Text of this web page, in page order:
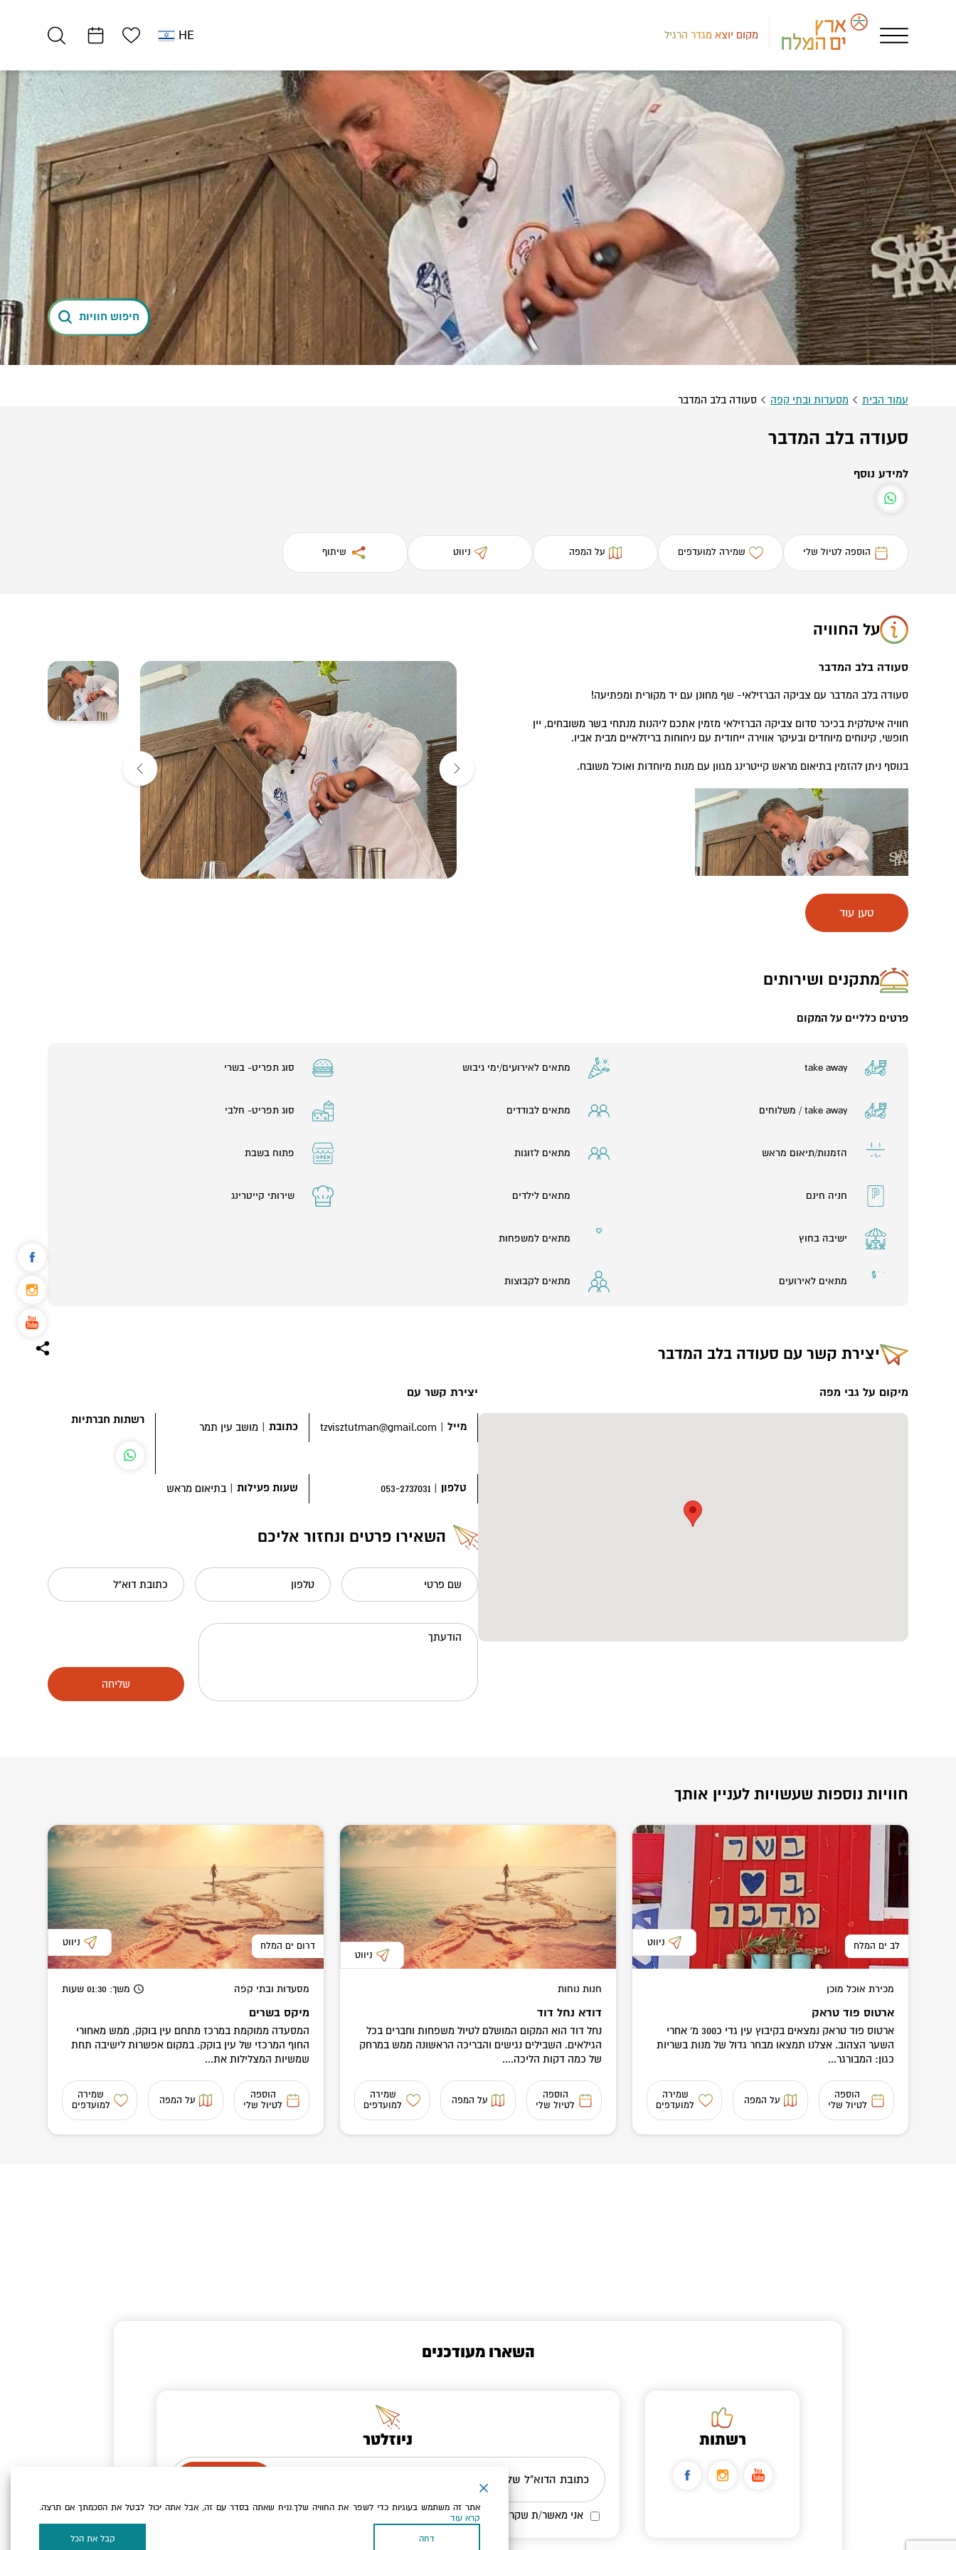
מקום יוצא מגדר הרגיל HE
רשימת מועדפים
חיפוש חוויות
עמוד הבית מסעדות ובתי קפה סעודה בלב המדבר
סעודה בלב המדבר
למידע נוסף
הוספה לטיול שלי שמירה למועדפים על המפה ניווט שיתוף
על החוויה
סעודה בלב המדבר
סעודה בלב המדבר עם צביקה הברזילאי- שף מחונן עם יד מקורית ומפתיעה!
חוויה איטלקית בכיכר סדום צביקה הברזילאי מזמין אתכם ליהנות מנתחי בשר משובחים, יין
חופשי, קינוחים מיוחדים ובעיקר אווירה ייחודית עם ניחוחות בריזלאיים מבית אביו.
בנוסף ניתן להזמין בתיאום מראש קייטרינג מגוון עם מנות מיוחדות ואוכל משובח.
טען עוד
מתקנים ושירותים
פרטים כלליים על המקום
take away
take away / משלוחים
הזמנות/תיאום מראש
חניה חינם
ישיבה בחוץ
מתאים לאירועים
מתאים לאירועים/ימי גיבוש
מתאים לבודדים
מתאים לזוגות
מתאים לילדים
מתאים למשפחות
מתאים לקבוצות
סוג תפריט- בשרי
סוג תפריט- חלבי
פתוח בשבת
שירותי קייטרינג
יצירת קשר עם סעודה בלב המדבר
מיקום על גבי מפה יצירת קשר עם
מייל |
tzvisztutman@gmail.com כתובת | מושב עין תמר
רשתות חברתיות
טלפון |
053-2737031 שעות פעילות | בתיאום מראש
השאירו פרטים ונחזור אליכם
שם פרטי טלפון כתובת דוא"ל
הודעתך
שליחה
חוויות נוספות שעשויות לעניין אותך
לב ים המלח ניווט
מכירת אוכל מוכן
ארטוס פוד טראק
ארטוס פוד טראק נמצאים בקיבוץ עין גדי כ300 מ' אחרי
השער הצהוב. אצלנו תמצאו מבחר גדול של מנות בשריות
כגון: המבורגר...
הוספה
לטיול שלי
על המפה
שמירה
למועדפים
ניווט
חנות נוחות
דודא נחל דוד
נחל דוד הוא המקום המושלם לטיול משפחות וחברים בכל
הגילאים. השבילים נגישים והבריכה הראשונה ממש במרחק
של כמה דקות הליכה....
הוספה
לטיול שלי
על המפה
שמירה
למועדפים
דרום ים המלח ניווט
מסעדות ובתי קפה משך: 01:30 שעות
מיקס בשרים
המסעדה ממוקמת במרכז מתחם עין בוקק, ממש מאחורי
החוף המרכזי של עין בוקק. במקום אפשרות לישיבה תחת
שמשיות המצלילות את...
הוספה
לטיול שלי
על המפה
שמירה
למועדפים
השארו מעודכנים
רשתות ניוזלטר
כתובת הדוא"ל שלך
אני מאשר/ת שקראתי ומסכים/ה למדיניות הפרטיות ולמדיניות הקוקיזשל האתר.
רמת מדבר
שגרירי היסטוריה
מצפה מואב
אתר זה משתמש בעוגיות כדי לשפר את החוויה שלך.נניח שאתה בסדר עם זה, אבל אתה יכול לבטל את הסכמתך אם תרצה.
קרא עוד
דחה
קבל את הכל